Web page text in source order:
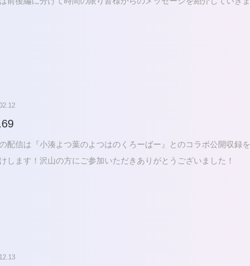
配信は『小湊よつ葉のよつはのくろーばー』とのコラボ公開収録を
します！沢山の方にご参加いただきありがとうございました！